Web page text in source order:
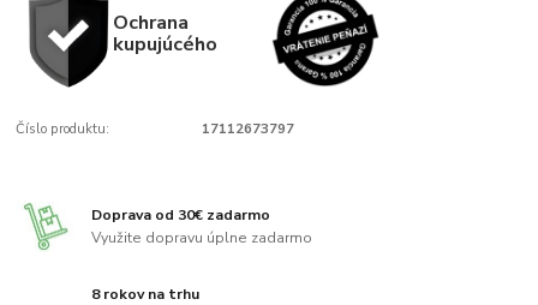
Ochrana
kupujúcého
Číslo produktu: 17112673797
Doprava od 30€ zadarmo
Využite dopravu úplne zadarmo
8 rokov na trhu